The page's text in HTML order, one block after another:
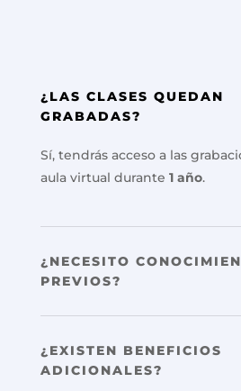
¿LAS CLASES QUEDAN
GRABADAS?
Sí, tendrás acceso a las
aula virtual durante 1 año.
¿NECESITO
PREVIOS?
¿EXISTEN BENEFICIOS
ADICIONALES?